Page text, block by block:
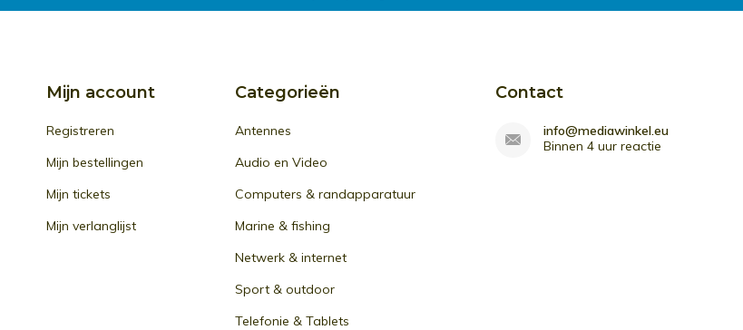
Mijn account
Registreren
Mijn bestellingen
Mijn tickets
Mijn verlanglijst
Categorieën
Antennes
Audio en Video
Computers & randapparatuur
Marine & fishing
Netwerk & internet
Sport & outdoor
Telefonie & Tablets
Contact
info@mediawinkel.eu
Binnen 4 uur reactie